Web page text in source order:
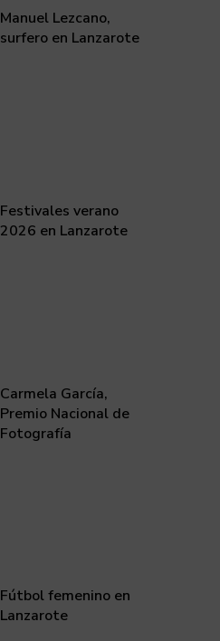
Manuel Lezcano,
surfero en Lanzarote
Festivales verano
2026 en Lanzarote
Carmela García,
Premio Nacional de
Fotografía
Fútbol femenino en
Lanzarote